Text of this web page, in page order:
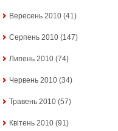
Вересень 2010 (41)
Серпень 2010 (147)
Липень 2010 (74)
Червень 2010 (34)
Травень 2010 (57)
Квітень 2010 (91)